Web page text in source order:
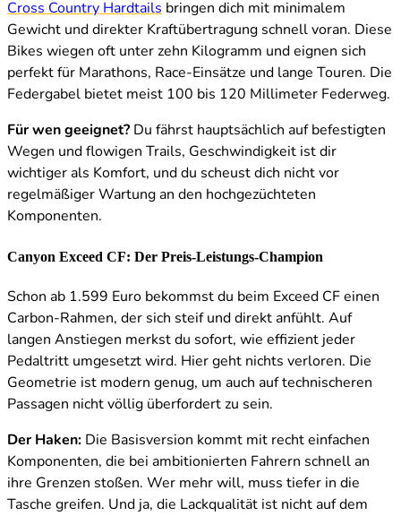
Cross Country Hardtails bringen dich mit minimalem
Gewicht und direkter Kraftübertragung schnell voran. Diese
Bikes wiegen oft unter zehn Kilogramm und eignen sich
perfekt für Marathons, Race-Einsätze und lange Touren. Die
Federgabel bietet meist 100 bis 120 Millimeter Federweg.
Für wen geeignet? Du fährst hauptsächlich auf befestigten
Wegen und flowigen Trails, Geschwindigkeit ist dir
wichtiger als Komfort, und du scheust dich nicht vor
regelmäßiger Wartung an den hochgezüchteten
Komponenten.
Canyon Exceed CF: Der Preis-Leistungs-Champion
Schon ab 1.599 Euro bekommst du beim Exceed CF einen
Carbon-Rahmen, der sich steif und direkt anfühlt. Auf
langen Anstiegen merkst du sofort, wie effizient jeder
Pedaltritt umgesetzt wird. Hier geht nichts verloren. Die
Geometrie ist modern genug, um auch auf technischeren
Passagen nicht völlig überfordert zu sein.
Der Haken: Die Basisversion kommt mit recht einfachen
Komponenten, die bei ambitionierten Fahrern schnell an
ihre Grenzen stoßen. Wer mehr will, muss tiefer in die
Tasche greifen. Und ja, die Lackqualität ist nicht auf dem